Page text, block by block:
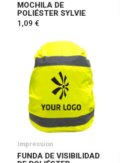
MOCHILA DE
POLIÉSTER SYLVIE
1,09 €
Impression
FUNDA DE VISIBILIDAD